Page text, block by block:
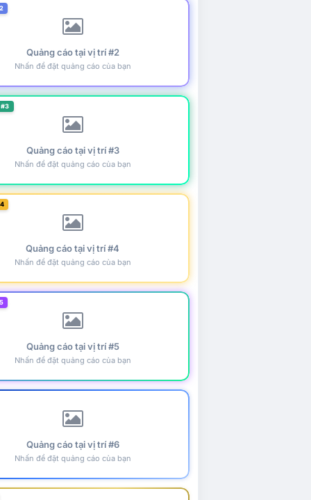
Quảng cáo tại vị trí #2
Nhấn để đặt quảng cáo của bạn
Quảng cáo tại vị trí #3
Nhấn để đặt quảng cáo của bạn
Quảng cáo tại vị trí #4
Nhấn để đặt quảng cáo của bạn
Quảng cáo tại vị trí #5
Nhấn để đặt quảng cáo của bạn
Quảng cáo tại vị trí #6
Nhấn để đặt quảng cáo của bạn